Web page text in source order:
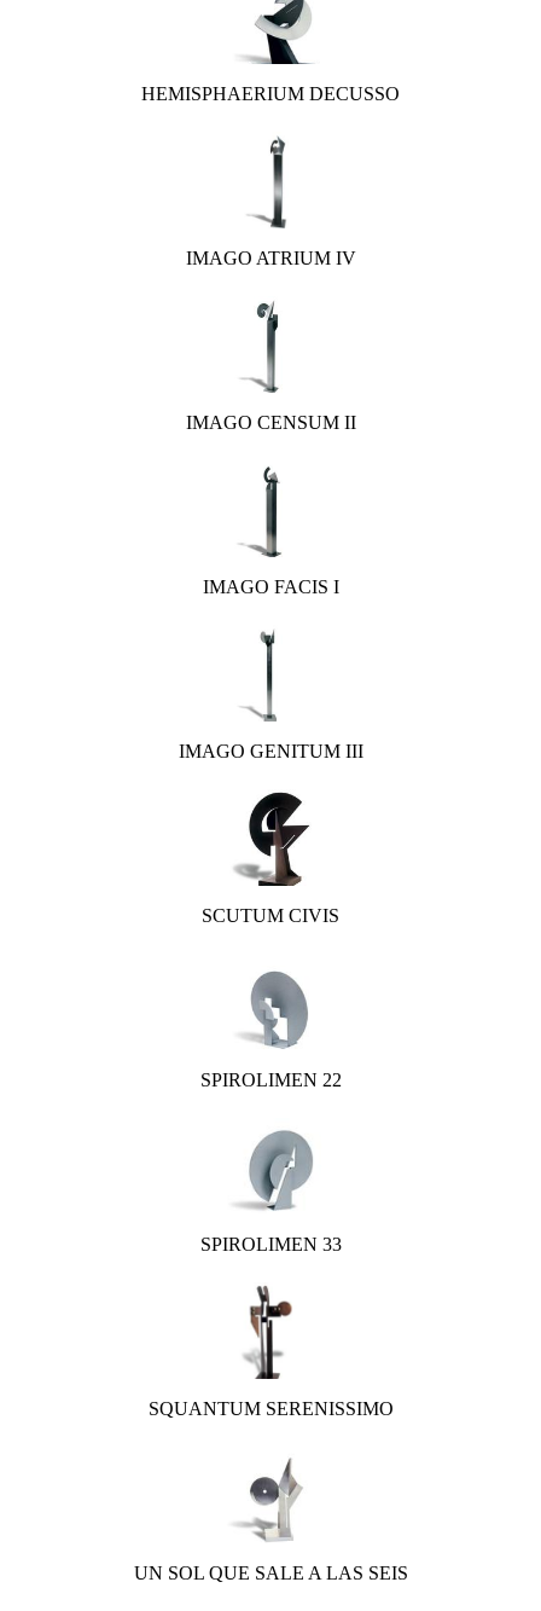
HEMISPHAERIUM DECUSSO
IMAGO ATRIUM IV
IMAGO CENSUM II
IMAGO FACIS I
IMAGO GENITUM III
SCUTUM CIVIS
SPIROLIMEN 22
SPIROLIMEN 33
SQUANTUM SERENISSIMO
UN SOL QUE SALE A LAS SEIS